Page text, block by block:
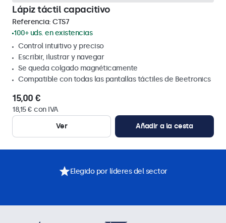
Lápiz táctil capacitivo
Referencia: CTS7
100+ uds. en existencias
Control intuitivo y preciso
Escribir, ilustrar y navegar
Se queda colgado magnéticamente
Compatible con todas las pantallas táctiles de Beetronics
15,00 €
18,15 € con IVA
Ver
Añadir a la cesta
Elegido por líderes del sector